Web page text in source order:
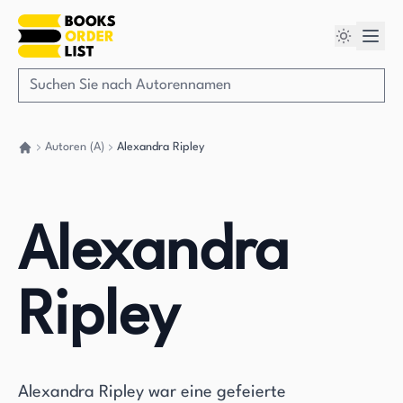
Autoren (A) Alexandra Ripley
Alexandra
Ripley
Alexandra Ripley war eine gefeierte